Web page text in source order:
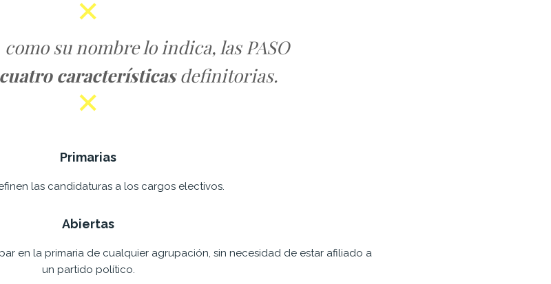
como su nombre lo indica, las PASO
cuatro característicasdefinitorias.
Primarias
las candidaturas a los cargos electivos.
Abiertas
en la primaria de cualquier agrupación, sin necesidad de estar afiliado a
un partido político.